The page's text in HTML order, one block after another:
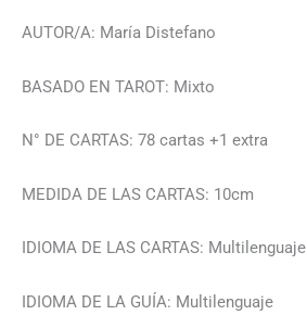
AUTOR/A: María Distefano
BASADO EN TAROT: Mixto
N° DE CARTAS: 78 cartas +1 extra
MEDIDA DE LAS CARTAS: 10cm
IDIOMA DE LAS CARTAS: Multilenguaje
IDIOMA DE LA GUÍA: Multilenguaje